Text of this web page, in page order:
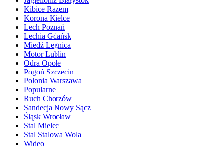
Kibice Razem
Korona Kielce
Lech Poznań
Lechia Gdańsk
Miedź Legnica
Motor Lublin
Odra Opole
Pogoń Szczecin
Polonia Warszawa
Popularne
Ruch Chorzów
Sandecja Nowy Sącz
Śląsk Wrocław
Stal Mielec
Stal Stalowa Wola
Wideo